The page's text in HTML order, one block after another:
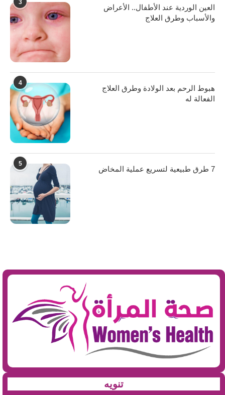
3
العين الوردية عند الأطفال.. الأعراض
والأسباب وطرق العلاج
4
هبوط الرحم بعد الولادة وطرق العلاج
الفعالة له
5
7 طرق طبيعية لتسريع عملية المخاض
تنويه